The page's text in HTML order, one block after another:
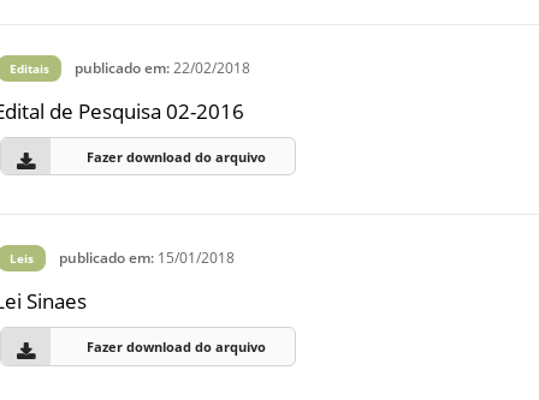
Editais publicado em:22/02/2018
de Pesquisa 02-2016
Fazer download do arquivo
Leis publicado em: 15/01/2018
Sinaes
Fazer download do arquivo